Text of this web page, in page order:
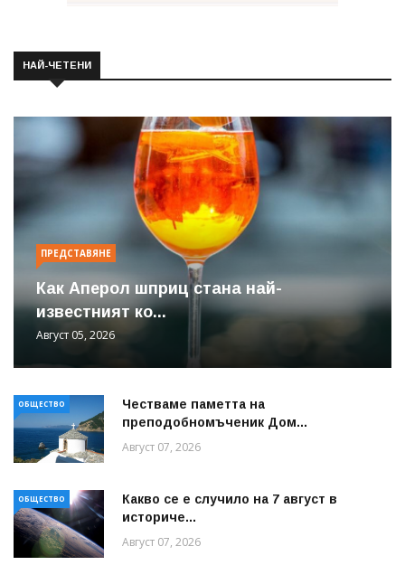
НАЙ-ЧЕТЕНИ
ПРЕДСТАВЯНЕ
Как Аперол шприц стана най-
известният ко...
Август 05, 2026
ОБЩЕСТВО
Честваме паметта на
преподобномъченик Дом...
Август 07, 2026
ОБЩЕСТВО
Какво се е случило на 7 август в
историче...
Август 07, 2026